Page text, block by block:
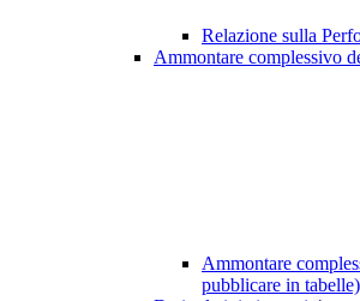
Relazione sulla
Ammontare complessivo
Ammontare
pubblicare in tabelle)